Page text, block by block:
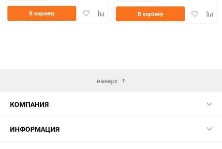
ДобавитьДобавить
В корзину
Добавить
В корзину
наверх
КОМПАНИЯ
ИНФОРМАЦИЯ